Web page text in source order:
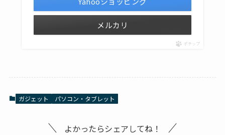
メルカリ
ポチップ
ガジェット パソコン・タブレット
よかったらシェアしてね！